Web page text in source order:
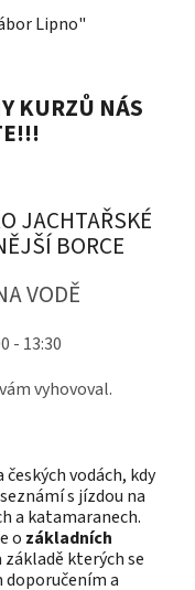
Lipno"
KURZŮ NÁS
JACHTAŘSKÉ
BORCE
VODĚ
- 13:30
vyhovoval.
českých vodách, kdy
s jízdou na
a katamaranech.
o základních
základě kterých se
doporučením a